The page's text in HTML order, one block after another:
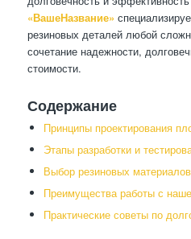
«ВашеНазвание»
резиновых деталей любой
сочетание надежности,
стоимости.
Содержание
Принципы проектирования
Этапы разработки и
Выбор резиновых
Преимущества работы с
Практические советы по